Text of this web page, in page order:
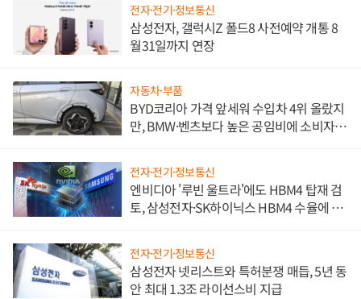
전자·전기·정보통신
삼성전자, 갤럭시Z 폴드8 사전예약 개통 8
월31일까지 연장
자동차·부품
BYD코리아 가격 앞세워 수입차 4위 올랐지
만, BMW·벤츠보다 높은 공임비에 소비자
전자·전기·정보통신
엔비디아 '루빈 울트라'에도 HBM4 탑재 검
토, 삼성전자·SK하이닉스 HBM4 수율에 주
전자·전기·정보통신
삼성전자 넷리스트와 특허분쟁 매듭, 5년 동
안 최대 1.3조 라이선스비 지급